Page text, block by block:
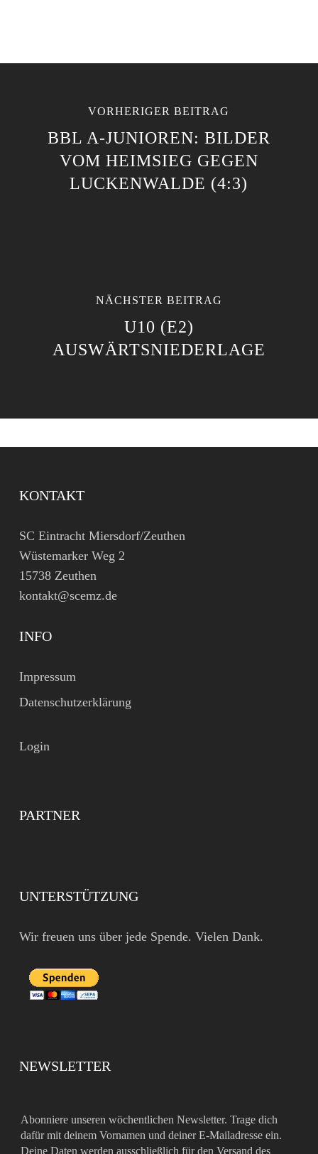
VORHERIGER BEITRAG
BBL A-JUNIOREN: BILDER
VOM HEIMSIEG GEGEN
LUCKENWALDE (4:3)
NÄCHSTER BEITRAG
U10 (E2)
AUSWÄRTSNIEDERLAGE
KONTAKT
SC Eintracht Miersdorf/Zeuthen
Wüstemarker Weg 2
15738 Zeuthen
kontakt@scemz.de
INFO
Impressum
Datenschutzerklärung
Login
PARTNER
UNTERSTÜTZUNG
Wir freuen uns über jede Spende. Vielen Dank.
NEWSLETTER
Abonniere unseren wöchentlichen Newsletter. Trage dich
dafür mit deinem Vornamen und deiner E-Mailadresse ein.
Deine Daten werden ausschließlich für den Versand des